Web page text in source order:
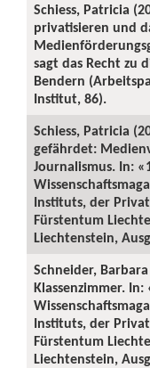
Schiess, Patricia
privatisieren und
sagt das Recht zu
Bendern
Institut, 86).
Schiess, Patricia
gefährdet:
Journalismus. In:
Instituts, der
Fürstentum
Liechtenstein,
Schneider,
Klassenzimmer.
Instituts, der
Fürstentum
Liechtenstein,